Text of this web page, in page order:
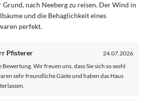
nach Neeberg zu reisen. Der Wind in
und die Behaglichkeit eines
perfekt.
Pfisterer
24.07.2026
Wir freuen uns, dass Sie sich so wohl
sehr freundliche Gäste und haben das Haus